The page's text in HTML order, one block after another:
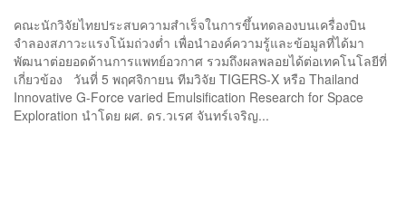
คณะนักวิจัยไทยประสบความสำเร็จในการขึ้นทดลองบนเครื่องบิน
จำลองสภาวะแรงโน้มถ่วงต่ำ เพื่อนำองค์ความรู้และข้อมูลที่ได้มา
พัฒนาต่อยอดด้านการแพทย์อวกาศ รวมถึงผลพลอยได้ต่อเทคโนโลยีที่
เกี่ยวข้อง วันที่ 5 พฤศจิกายน ทีมวิจัย TIGERS-X หรือ Thailand
Innovative G-Force varied Emulsification Research for Space
Exploration นำโดย ผศ. ดร.วเรศ จันทร์เจริญ...